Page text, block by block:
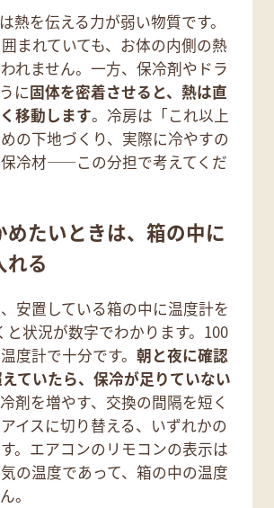
熱を伝える力が弱い物質です。
まれていても、お体の内側の熱
れません。一方、保冷剤やドラ
に固体を密着させると、熱は直
移動します。冷房は「これ以上
の下地づくり、実際に冷やすの
冷材——この分担で考えてくだ
めたいときは、箱の中に
れる
安置している箱の中に温度計を
と状況が数字でわかります。100
度計で十分です。 朝と夜に確認
ていたら、保冷が足りていない
剤を増やす、交換の間隔を短く
イスに切り替える、いずれかの
。エアコンのリモコンの表示は
の温度であって、箱の中の温度
。